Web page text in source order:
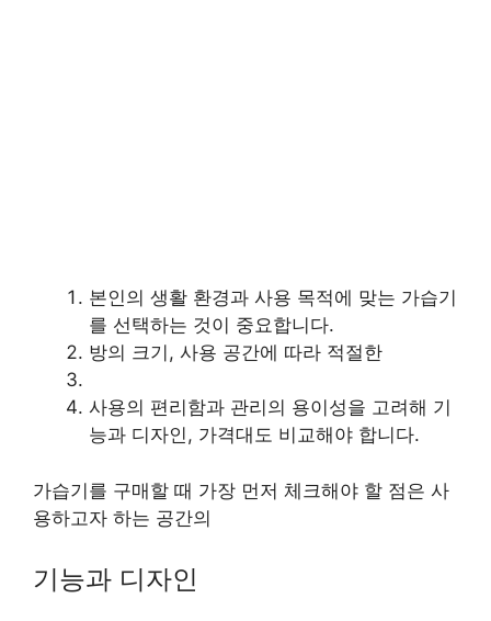
본인의 생활 환경과 사용 목적에 맞는 가습기
를 선택하는 것이 중요합니다.
방의 크기, 사용 공간에 따라 적절한
사용의 편리함과 관리의 용이성을 고려해 기
능과 디자인, 가격대도 비교해야 합니다.
가습기를 구매할 때 가장 먼저 체크해야 할 점은 사
용하고자 하는 공간의
기능과 디자인